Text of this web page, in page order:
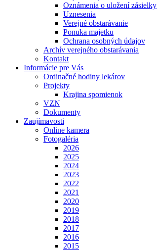
Oznámenia o uložení zásielky
Uznesenia
Verejné obstarávanie
Ponuka majetku
Ochrana osobných údajov
Archív verejného obstarávania
Kontakt
Informácie pre Vás
Ordinačné hodiny lekárov
Projekty
Krajina spomienok
VZN
Dokumenty
Zaujímavosti
Online kamera
Fotogaléria
2026
2025
2024
2023
2022
2021
2020
2019
2018
2017
2016
2015